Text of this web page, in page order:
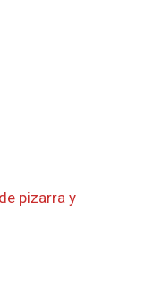
pizarra y